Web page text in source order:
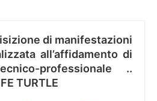
di manifestazioni
all’affidamento di
professionale ..
TURTLE